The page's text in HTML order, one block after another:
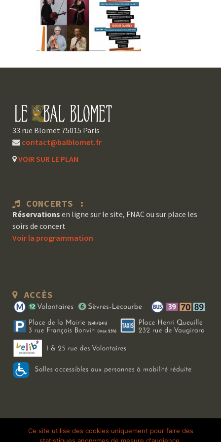
33 rue Blomet 75015 Paris
contact@balblomet.fr
VOIR SUR LE PLAN
CONCERTS :
Réservations en ligne sur le site, FNAC ou sur place les
soirs de concert
Voir la programmation
ACCÈS
Copyright 2026 Le Bal Blomet | Tous droits réservés | Mentions légales
Ce site utilise des cookies uniquement pour faire des